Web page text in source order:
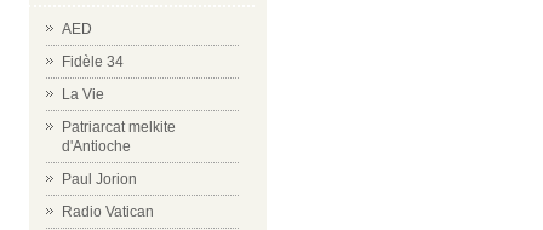
AED
Fidèle 34
La Vie
Patriarcat melkite
d'Antioche
Paul Jorion
Radio Vatican